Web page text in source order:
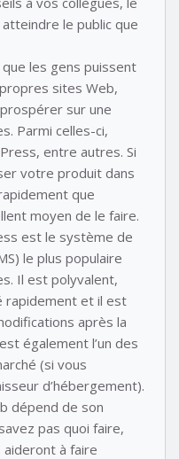
le public que
les gens puissent
sites Web,
sur une
Parmi celles-ci,
entre autres. Si
votre produit dans
que
moyen de le faire.
est le système de
le plus populaire
Il est polyvalent,
rapidement et il est
après la
également l’un des
(si vous
d’hébergement).
dépend de son
pas quoi faire,
à faire